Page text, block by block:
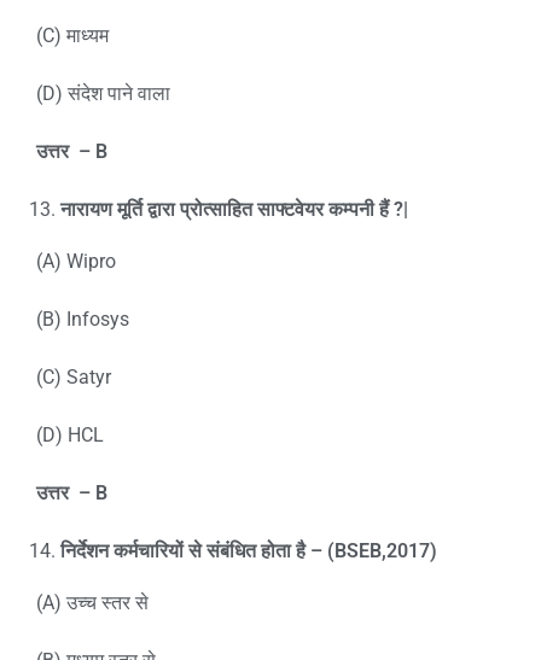
(C) माध्यम
(D) संदेश पाने वाला
उत्तर– B
नारायण मूर्ति द्वारा प्रोत्साहित साफ्टवेयर कम्पनी हैं ?|
(A) Wipro
(B) Infosys
(C) Satyr
(D) HCL
उत्तर– B
निर्देशन कर्मचारियों से संबंधित होता है – (BSEB,2017)
(A) उच्च स्तर से